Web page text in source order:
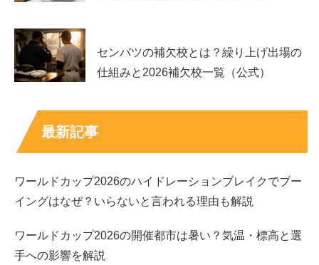
映画では『約束のネバーランド』のほか、『劇場版
TOKYO MER～走る緊急救急室～』で星川翔馬役として出
演しています。CMも複数あり、企業名とCM名で見ると
代表例は、池田模範堂の
ヒS。」篇、P＆Gの車のファブリーズ「親子の絆」篇、
三菱電機の
「しあわせをシェアしよう。笑顔の真ん中篇」
など。
CMは短い時間で印象を残す力が問われるので、出演本数
が多いほど演技の幅が伝わりやすいです。
センバツの補欠校とは？繰り上げ出場の
仕組みと2026補欠校一覧（公式）
最新記事
ワールドカップ2026のハイドレーションブレイクでブー
イングはなぜ？いらないと言われる理由も解説
ワールドカップ2026の開催都市は暑い？気温・標高と選
手への影響を解説